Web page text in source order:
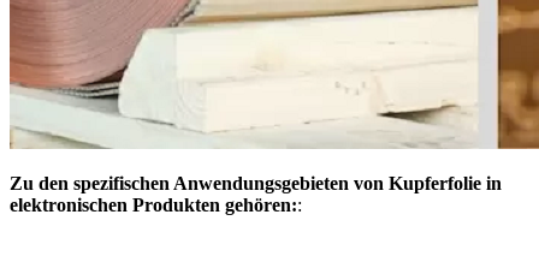
Zu den spezifischen Anwendungsgebieten von Kupferfolie in
elektronischen Produkten gehören::